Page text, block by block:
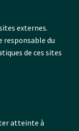
externes.
responsable du
de ces sites
atteinte à